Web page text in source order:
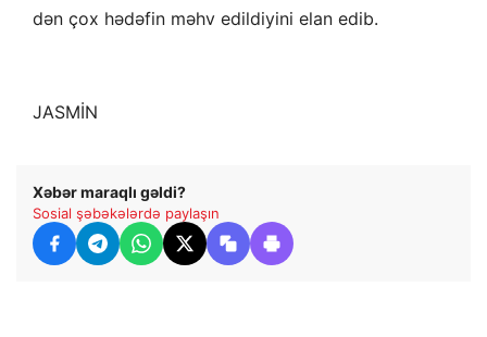
dən çox hədəfin məhv edildiyini elan edib.
JASMİN
Xəbər maraqlı gəldi?
Sosial şəbəkələrdə paylaşın